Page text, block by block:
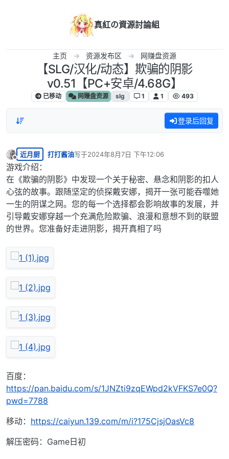
真紅の資源討論組
主页 资源发布区 网赚盘资源
【SLG/汉化/动态】欺骗的阴影
v0.51【PC+安卓/4.68G】
已移动 网赚盘资源 slg 1 1 493
登录后回复
离线
近月厨 打打酱油写于2024年8月7日 下午12:06
最后由 编辑
游戏介绍：
在《欺骗的阴影》中发现一个关于秘密、悬念和阴影的扣人
心弦的故事。跟随坚定的侦探戴安娜，揭开一张可能吞噬她
一生的阴谋之网。您的每一个选择都会影响故事的发展，并
引导戴安娜穿越一个充满危险欺骗、浪漫和意想不到的联盟
的世界。您准备好走进阴影，揭开真相了吗
百度：
https://pan.baidu.com/s/1JNZti9zqEWpd2kVFKS7e0Q?
pwd=7788
移动： https://caiyun.139.com/m/i?175CjsjOasVc8
解压密码：Game日初